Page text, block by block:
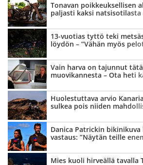
Tonavan poikkeuk­sellisen
paljasti kaksi natsisotilasta
13-vuotias tyttö teki
löydön – ”Vähän myös
Vain harva on tajunnut
muovikannesta – Ota heti
Huolestuttava arvio
sulkea pois niiden
Danica Patrickin
vastaus: ”Näytän teille
Mies kuoli hirveällä tavalla